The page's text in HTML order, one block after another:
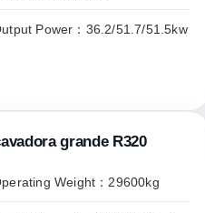
Power：36.2/51.7/51.5kw
grande R320
Weight：29600kg